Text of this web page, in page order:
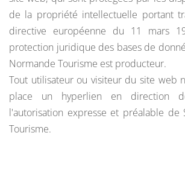
de la propriété intellectuelle portant
directive européenne du 11 mars
protection juridique des bases de
Normande Tourisme est producteur.
Tout utilisateur ou visiteur du site web
place un hyperlien en direction
l'autorisation expresse et préalable de
Tourisme.